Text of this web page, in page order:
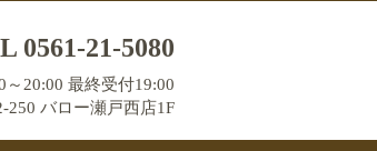
0561-21-5080
～20:00 最終受付19:00
250 バロー瀬戸西店1F